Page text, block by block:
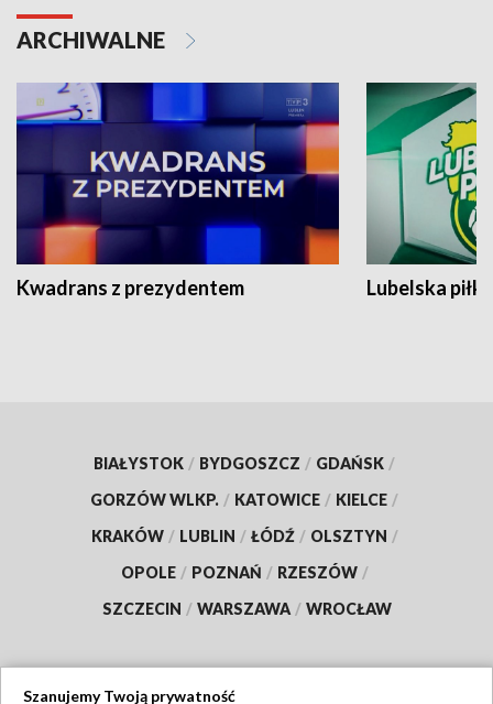
ARCHIWALNE
Kwadrans z prezydentem Lubelska piłka
BIAŁYSTOK / BYDGOSZCZ / GDAŃSK /
GORZÓW WLKP. / KATOWICE / KIELCE /
KRAKÓW / LUBLIN / ŁÓDŹ / OLSZTYN /
OPOLE / POZNAŃ / RZESZÓW /
SZCZECIN / WARSZAWA / WROCŁAW
Szanujemy Twoją prywatność